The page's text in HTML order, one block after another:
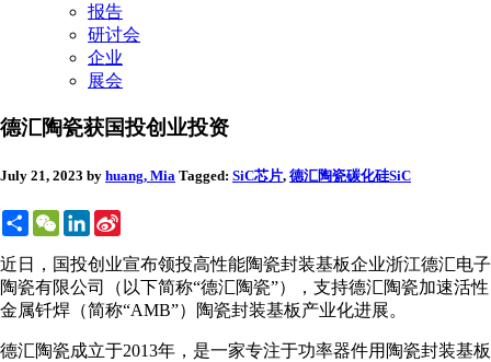
报告
研讨会
企业
展会
德汇陶瓷获国投创业投资
July 21, 2023 by huang, Mia Tagged: SiC芯片, 德汇陶瓷碳化硅SiC
ShareWeChatLinkedIn
近日，国投创业宣布领投高性能陶瓷封装基板企业浙江德汇电子
陶瓷有限公司（以下简称“德汇陶瓷”），支持德汇陶瓷加速活性
金属钎焊（简称“AMB”）陶瓷封装基板产业化进展。
德汇陶瓷成立于2013年，是一家专注于功率器件用陶瓷封装基板